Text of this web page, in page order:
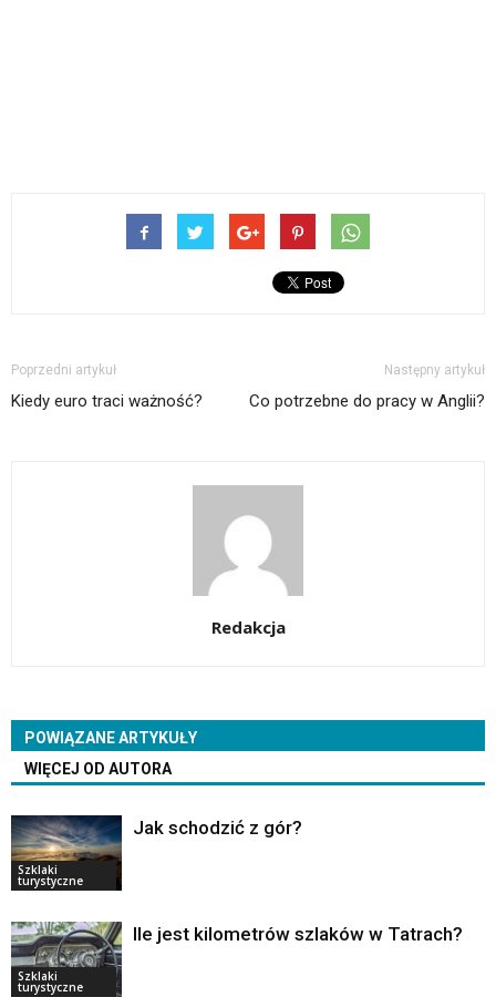
Poprzedni artykuł
Kiedy euro traci ważność?
Następny artykuł
Co potrzebne do pracy w Anglii?
Redakcja
POWIĄZANE ARTYKUŁY
WIĘCEJ OD AUTORA
Szklaki
turystyczne
Jak schodzić z gór?
Szklaki
turystyczne
Ile jest kilometrów szlaków w Tatrach?